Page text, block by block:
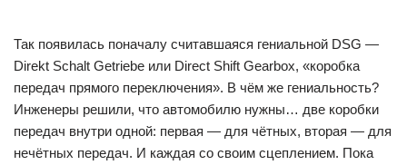
Так появилась поначалу считавшаяся гениальной DSG —
Direkt Schalt Getriebe или Direct Shift Gearbox, «коробка
передач прямого переключения». В чём же гениальность?
Инженеры решили, что автомобилю нужны… две коробки
передач внутри одной: первая — для чётных, вторая — для
нечётных передач. И каждая со своим сцеплением. Пока